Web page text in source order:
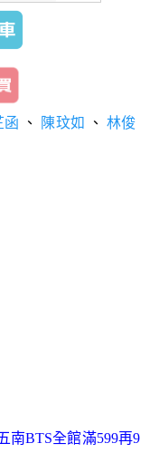
函 、 陳玟如 、林俊
南BTS全館滿599再9